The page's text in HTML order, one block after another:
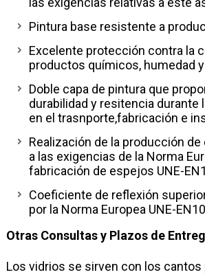
Pintura base resistente a
Excelente protección contra la
productos químicos, humedad
Doble capa de pintura que
durabilidad y resitencia durante
en el trasnporte,fabricación e
Realización de la producción
a las exigencias de la Norma
fabricación de espejos UNE-
Coeficiente de reflexión
por la Norma Europea UNE-
Otras Consultas y Plazos de
Los vidrios se sirven con los cantos